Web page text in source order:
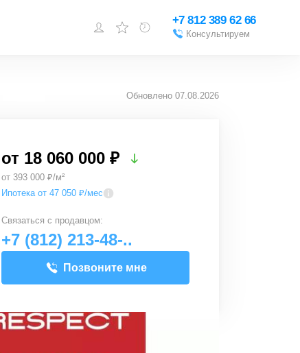
Добавить объект
+7 812 389 62 66
Консультируем
Обновлено 07.08.2026
от 18 060 000 ₽
от 393 000 ₽/м²
Ипотека от 47 050 ₽/мес
Связаться с продавцом:
+7 (812) 213-48-..
Позвоните мне